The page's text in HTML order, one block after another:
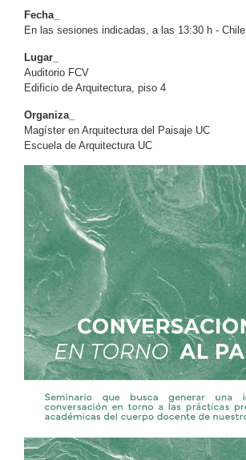
Fecha_
En las sesiones indicadas, a las 13:30 h - Chile
Lugar_
Auditorio FCV
Edificio de Arquitectura, piso 4
Organiza_
Magíster en Arquitectura del Paisaje UC
Escuela de Arquitectura UC